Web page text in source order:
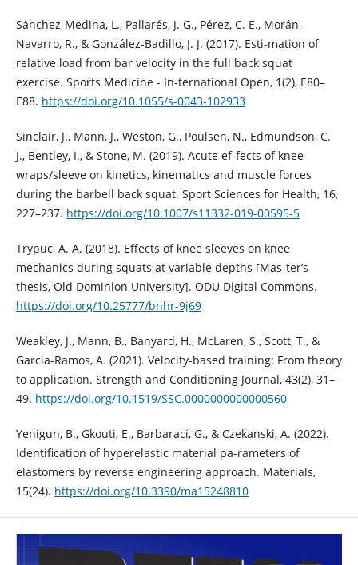
Sánchez-Medina, L., Pallarés, J. G., Pérez, C. E., Morán-
Navarro, R., & González-Badillo, J. J. (2017). Esti-mation of
relative load from bar velocity in the full back squat
exercise. Sports Medicine - In-ternational Open, 1(2), E80–
E88. https://doi.org/10.1055/s-0043-102933
Sinclair, J., Mann, J., Weston, G., Poulsen, N., Edmundson, C.
J., Bentley, I., & Stone, M. (2019). Acute ef-fects of knee
wraps/sleeve on kinetics, kinematics and muscle forces
during the barbell back squat. Sport Sciences for Health, 16,
227–237. https://doi.org/10.1007/s11332-019-00595-5
Trypuc, A. A. (2018). Effects of knee sleeves on knee
mechanics during squats at variable depths [Mas-ter’s
thesis, Old Dominion University]. ODU Digital Commons.
https://doi.org/10.25777/bnhr-9j69
Weakley, J., Mann, B., Banyard, H., McLaren, S., Scott, T., &
Garcia-Ramos, A. (2021). Velocity-based training: From theory
to application. Strength and Conditioning Journal, 43(2), 31–
49. https://doi.org/10.1519/SSC.0000000000000560
Yenigun, B., Gkouti, E., Barbaraci, G., & Czekanski, A. (2022).
Identification of hyperelastic material pa-rameters of
elastomers by reverse engineering approach. Materials,
15(24). https://doi.org/10.3390/ma15248810